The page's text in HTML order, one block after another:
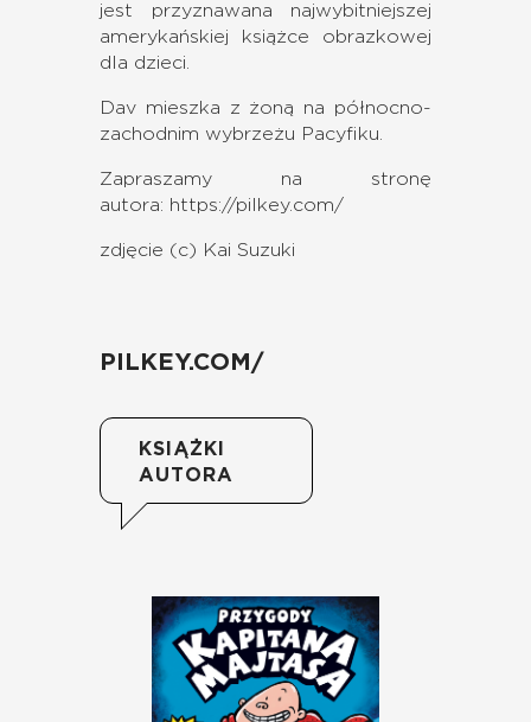
jest przyznawana najwybitniejszej
amerykańskiej książce obrazkowej
dla dzieci.
Dav mieszka z żoną na północno-
zachodnim wybrzeżu Pacyfiku.
Zapraszamy na stronę
autora: https://pilkey.com/
zdjęcie (c) Kai Suzuki
PILKEY.COM/
KSIĄŻKI
AUTORA